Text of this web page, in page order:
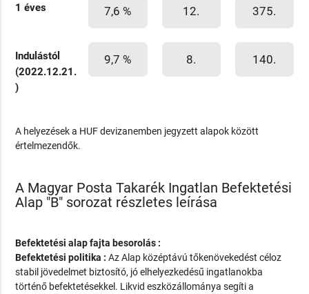
1 éves 7,6 % 12. 375.
Indulástól
(2022.12.21.
)
9,7 % 8. 140.
A helyezések a HUF devizanemben jegyzett alapok között
értelmezendők.
A Magyar Posta Takarék Ingatlan Befektetési
Alap "B" sorozat részletes leírása
Befektetési alap fajta besorolás :
Befektetési politika :Az Alap középtávú tőkenövekedést céloz
stabil jövedelmet biztosító, jó elhelyezkedésű ingatlanokba
történő befektetésekkel. Likvid eszközállománya segíti a